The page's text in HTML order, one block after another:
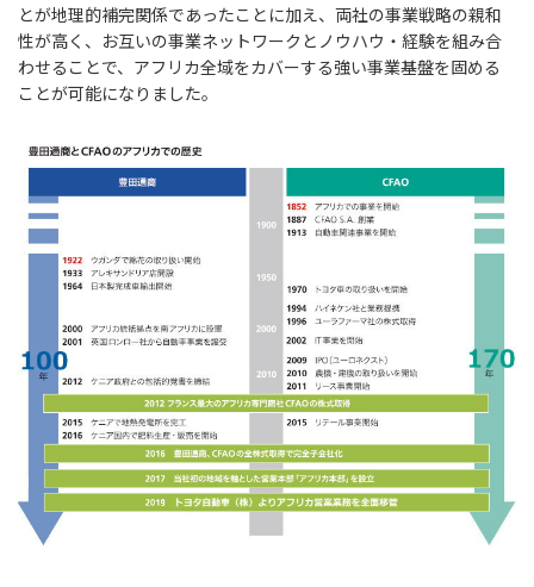
とが地理的補完関係であったことに加え、両社の事業戦略の親和
性が高く、お互いの事業ネットワークとノウハウ・経験を組み合
わせることで、アフリカ全域をカバーする強い事業基盤を固める
ことが可能になりました。